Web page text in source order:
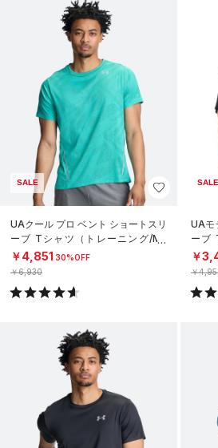
SALE
UAクール プロ ベント ショートスリ
ーブ Tシャツ（トレーニング/ME
N）
￥4,851 30%OFF
￥6,930
SALE
UAモ
ーブ
N）
￥
￥